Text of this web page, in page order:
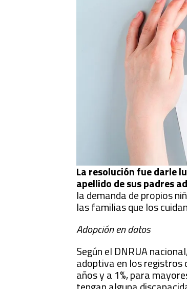
La resolución fue darle
apellido de sus padres
la demanda de propios
las familias que los
Adopción en datos
Según el DNRUA
adoptiva en los registros
años y a 1%, para